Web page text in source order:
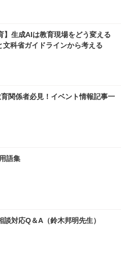
】生成AIは教育現場をどう変える
文科省ガイドラインから考える
育関係者必見！イベント情報記事一
語集
談対応Q＆A（鈴木邦明先生）